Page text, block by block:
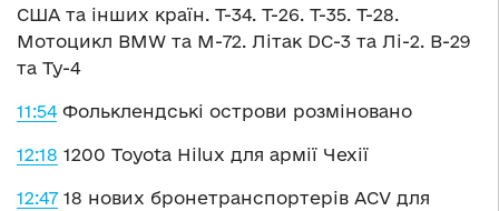
США та інших країн. Т-34. Т-26. Т-35. Т-28.
Мотоцикл BMW та М-72. Літак DC-3 та Лі-2. B-29
та Ту-4
11:54Фольклендські острови розміновано
12:18 1200 Toyota Hilux для армії Чехії
12:4718 нових бронетранспортерів ACV для